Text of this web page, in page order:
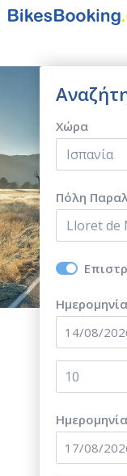
Χώρα
Ισπανία
Πόλη
Lloret de
10